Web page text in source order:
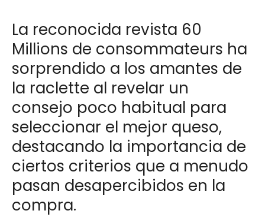
La reconocida revista 60
Millions de consommateurs ha
sorprendido a los amantes de
la raclette al revelar un
consejo poco habitual para
seleccionar el mejor queso,
destacando la importancia de
ciertos criterios que a menudo
pasan desapercibidos en la
compra.